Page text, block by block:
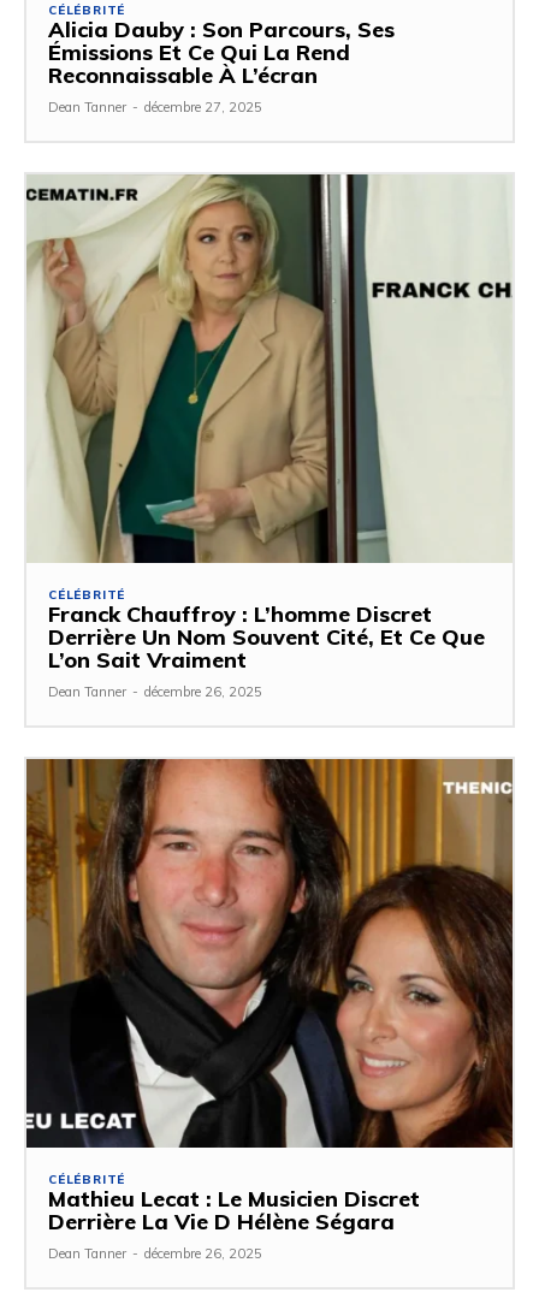
CÉLÉBRITÉ
Alicia Dauby : Son Parcours, Ses
Émissions Et Ce Qui La Rend
Reconnaissable À L’écran
Dean Tanner - décembre 27, 2025
CÉLÉBRITÉ
Franck Chauffroy : L’homme Discret
Derrière Un Nom Souvent Cité, Et Ce Que
L’on Sait Vraiment
Dean Tanner - décembre 26, 2025
CÉLÉBRITÉ
Mathieu Lecat : Le Musicien Discret
Derrière La Vie D Hélène Ségara
Dean Tanner - décembre 26, 2025